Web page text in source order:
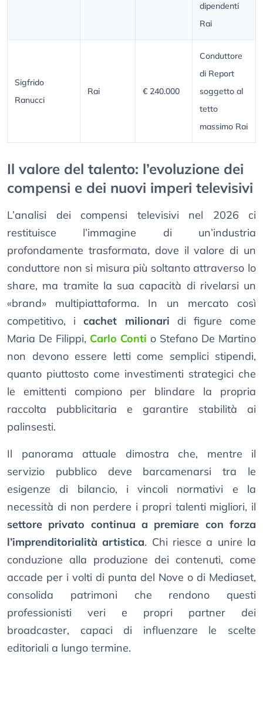
dipendenti
Rai
Sigfrido
Ranucci
Rai € 240.000
Conduttore
di Report
soggetto al
tetto
massimo Rai
Il valore del talento: l’evoluzione dei
compensi e dei nuovi imperi televisivi
L’analisi dei compensi televisivi nel 2026 ci
restituisce l’immagine di un’industria
profondamente trasformata, dove il valore di un
conduttore non si misura più soltanto attraverso lo
share, ma tramite la sua capacità di rivelarsi un
«brand» multipiattaforma. In un mercato così
competitivo, icachet milionari di figure come
Maria De Filippi, Carlo Conti o Stefano De Martino
non devono essere letti come semplici stipendi,
quanto piuttosto come investimenti strategici che
le emittenti compiono per blindare la propria
raccolta pubblicitaria e garantire stabilità ai
palinsesti.
Il panorama attuale dimostra che, mentre il
servizio pubblico deve barcamenarsi tra le
esigenze di bilancio, i vincoli normativi e la
necessità di non perdere i propri talenti migliori, il
settore privato continua a premiare con forza
l’imprenditorialità artistica. Chi riesce a unire la
conduzione alla produzione dei contenuti, come
accade per i volti di punta del Nove o di Mediaset,
consolida patrimoni che rendono questi
professionisti veri e propri partner dei
broadcaster, capaci di influenzare le scelte
editoriali a lungo termine.